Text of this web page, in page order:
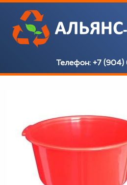
Телефон: +7